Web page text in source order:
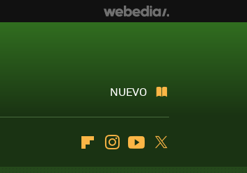
NUEVO
FlipboardInstagramYoutube